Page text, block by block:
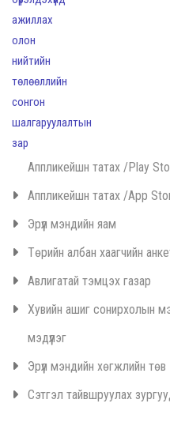
Аппликейшн татах /Play
Аппликейшн татах /App
Эрүүл мэндийн яам
Төрийн албан хаагчийн
Авлигатай тэмцэх газар
Хувийн ашиг сонирхолын
мэдүүлэг
Эрүүл мэндийн хөгжлийн төв
Сэтгэл тайвшруулах